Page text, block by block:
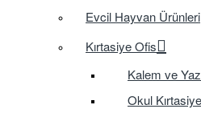
Evcil Hayvan Ürünleri
Kırtasiye Ofis
Kalem ve
Okul